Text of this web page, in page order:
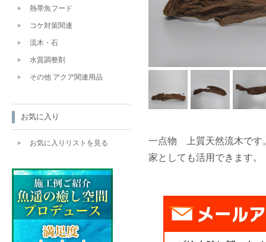
一点物 上質天然流木です
家としても活用できます
熱帯魚フード
コケ対策関連
流木・石
水質調整剤
その他 アクア関連用品
お気に入り
お気に入りリストを見る